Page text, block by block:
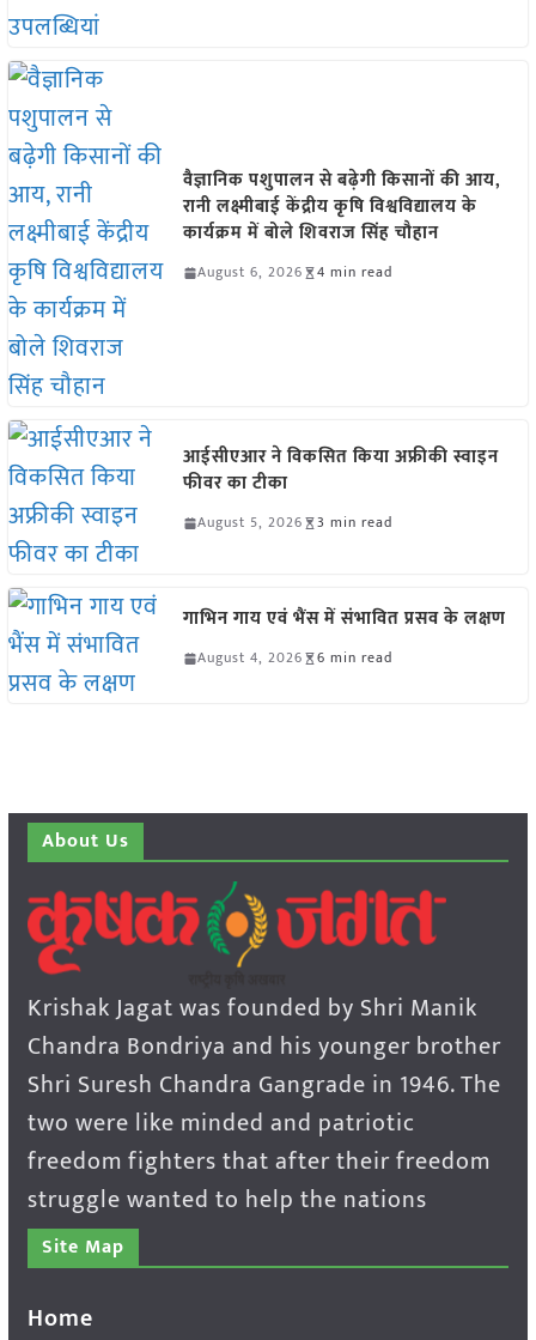
वैज्ञानिक पशुपालन से बढ़ेगी किसानों की आय,
रानी लक्ष्मीबाई केंद्रीय कृषि विश्वविद्यालय के
कार्यक्रम में बोले शिवराज सिंह चौहान
August 6, 2026 4 min read
आईसीएआर ने विकसित किया अफ्रीकी स्वाइन
फीवर का टीका
August 5, 2026 3 min read
गाभिन गाय एवं भैंस में संभावित प्रसव के लक्षण
August 4, 2026 6 min read
About Us
Krishak Jagat was founded by Shri Manik
Chandra Bondriya and his younger brother
Shri Suresh Chandra Gangrade in 1946. The
two were like minded and patriotic
freedom fighters that after their freedom
struggle wanted to help the nations
Site Map
Home